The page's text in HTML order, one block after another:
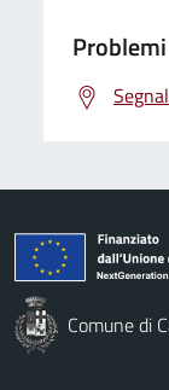
Comune di